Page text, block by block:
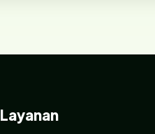
Layanan